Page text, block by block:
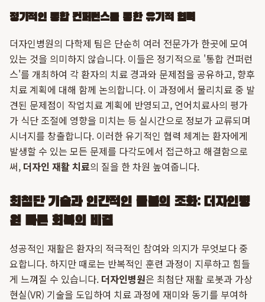
정기적인 통합 컨퍼런스를 통한 유기적 협력
더자인병원의 다학제 팀은 단순히 여러 전문가가 한곳에 모여
있는 것을 의미하지 않습니다. 이들은 정기적으로 '통합 컨퍼런
스'를 개최하여 각 환자의 치료 경과와 문제점을 공유하고, 향후
치료 계획에 대해 함께 논의합니다. 이 과정에서 물리치료 중 발
견된 문제점이 작업치료 계획에 반영되고, 언어치료사의 평가
가 식단 조절에 영향을 미치는 등 실시간으로 정보가 교류되며
시너지를 창출합니다. 이러한 유기적인 협력 체계는 환자에게
발생할 수 있는 모든 문제를 다각도에서 접근하고 해결함으로
써, 더자인 재활 치료의 질을 한 차원 높여줍니다.
최첨단 기술과 인간적인 돌봄의 조화: 더자인병
원 빠른 회복의 비결
성공적인 재활은 환자의 적극적인 참여와 의지가 무엇보다 중
요합니다. 하지만 때로는 반복적인 훈련 과정이 지루하고 힘들
게 느껴질 수 있습니다. 더자인병원은 최첨단 재활 로봇과 가상
현실(VR) 기술을 도입하여 치료 과정에 재미와 동기를 부여하